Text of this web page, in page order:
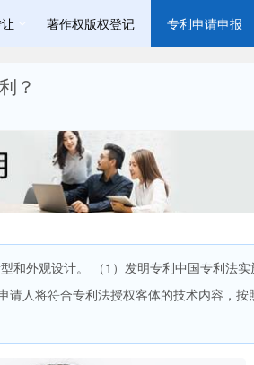
著作权版权登记 专利申请申报
？
和外观设计。 （1）发明专利中国专利法实
请人将符合专利法授权客体的技术内容，按